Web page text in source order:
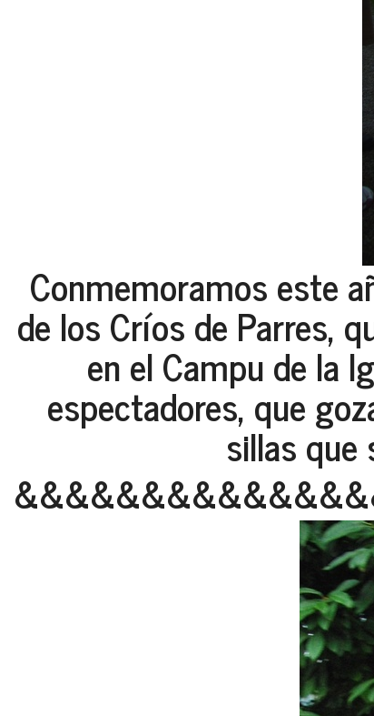
Conmemoramos este
de los Críos de Parres,
en el Campu de la
espectadores, que
sillas que